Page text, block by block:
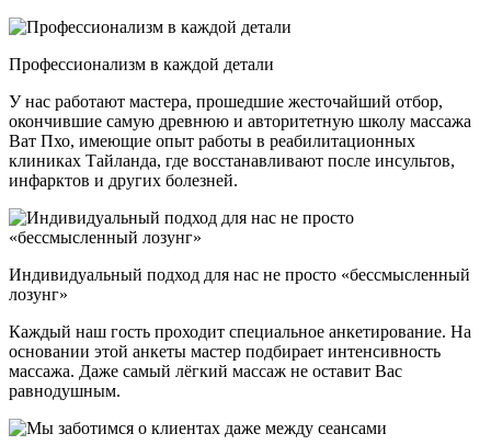
Профессионализм в каждой детали
У нас работают мастера, прошедшие жесточайший отбор,
окончившие самую древнюю и авторитетную школу массажа
Ват Пхо, имеющие опыт работы в реабилитационных
клиниках Тайланда, где восстанавливают после инсультов,
инфарктов и других болезней.
Индивидуальный подход для нас не просто «бессмысленный
лозунг»
Каждый наш гость проходит специальное анкетирование. На
основании этой анкеты мастер подбирает интенсивность
массажа. Даже самый лёгкий массаж не оставит Вас
равнодушным.